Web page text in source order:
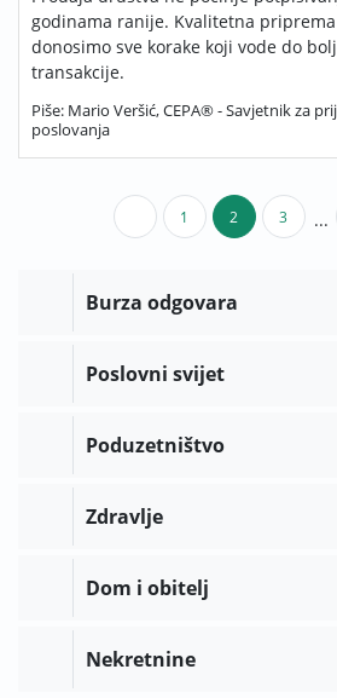
godinama ranije. Kvalitetna
donosimo sve korake koji vode do
transakcije.
Piše: Mario Veršić, CEPA® - Savjetnik za
poslovanja
1 2 3 ...
Burza odgovara
Poslovni svijet
Poduzetništvo
Zdravlje
Dom i obitelj
Nekretnine